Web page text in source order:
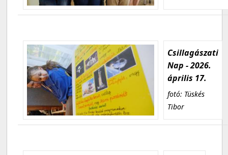
Csillagászati
Nap - 2026.
április 17.
fotó: Tüskés
Tibor